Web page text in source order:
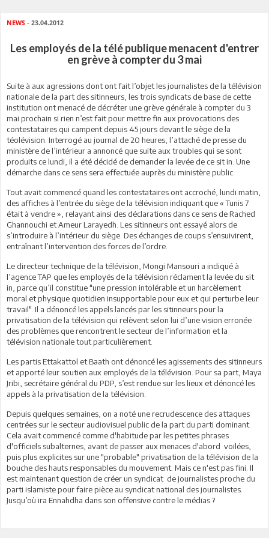
NEWS - 23.04.2012
Les employés de la télé publique menacent d'entrer
en grève à compter du 3 mai
Suite à aux agressions dont ont fait l’objet les journalistes de la télévision
nationale de la part des sitinneurs, les trois syndicats de base de cette
institution ont menacé de décréter une grève générale à compter du 3
mai prochain si rien n’est fait pour mettre fin aux provocations des
contestataires qui campent depuis 45 jours devant le siège de la
téolévision. Interrogé au journal de 20 heures, l’attaché de presse du
ministère de l’intérieur a annoncé que suite aux troubles qui se sont
produits ce lundi, il a été décidé de demander la levée de ce sit in. Une
démarche dans ce sens sera effectuée auprès du ministère public.
Tout avait commencé quand les contestataires ont accroché, lundi matin,
des affiches à l’entrée du siège de la télévision indiquant que « Tunis 7
était à vendre », relayant ainsi des déclarations dans ce sens de Rached
Ghannouchi et Ameur Larayedh. Les sitinneurs ont essayé alors de
s’introduire à l’intérieur du siège. Des échanges de coups s’ensuivirent,
entraînant l’intervention des forces de l’ordre.
Le directeur technique de la télévision, Mongi Mansouri a indiqué à
l’agence TAP que les employés de la télévision réclament la levée du sit
in, parce qu’il constitue "une pression intolérable et un harcèlement
moral et physique quotidien insupportable pour eux et qui perturbe leur
travail". Il a dénoncé les appels lancés par les sitinneurs pour la
privatisation de la télévision qui relèvent selon lui d’une vision erronée
des problèmes que rencontrent le secteur de l’information et la
télévision nationale tout particulièrement.
Les partis Ettakattol et Baath ont dénoncé les agissements des sitinneurs
et apporté leur soutien aux employés de la télévision. Pour sa part, Maya
Jribi, secrétaire général du PDP, s’est rendue sur les lieux et dénoncé les
appels à la privatisation de la télévision.
Depuis quelques semaines, on a noté une recrudescence des attaques
centrées sur le secteur audiovisuel public de la part du parti dominant.
Cela avait commencé comme d'habitude par les petites phrases
d'officiels subalternes, avant de passer aux menaces d'abord voilées,
puis plus explicites sur une "probable" privatisation de la télévision de la
bouche des hauts responsables du mouvement. Mais ce n'est pas fini. Il
est maintenant question de créer un syndicat de journalistes proche du
parti islamiste pour faire pièce au syndicat national des journalistes.
Jusqu’où ira Ennahdha dans son offensive contre le médias ?